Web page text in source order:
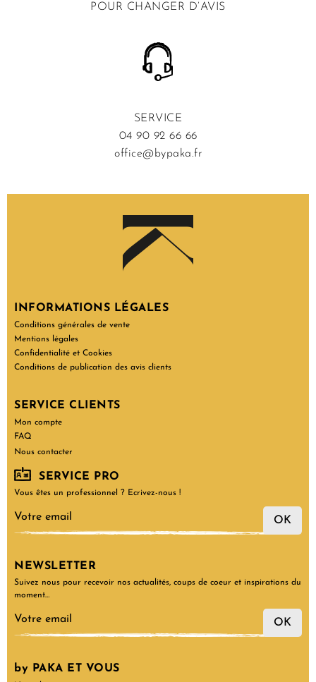
POUR CHANGER D’AVIS
SERVICE
04 90 92 66 66
office@bypaka.fr
INFORMATIONS LÉGALES
Conditions générales de vente
Mentions légales
Confidentialité et Cookies
Conditions de publication des avis clients
SERVICE CLIENTS
Mon compte
FAQ
Nous contacter
SERVICE PRO
Vous êtes un professionnel ? Ecrivez-nous !
OK
NEWSLETTER
Suivez nous pour recevoir nos actualités, coups de coeur et inspirations du
moment…
OK
by PAKA ET VOUS